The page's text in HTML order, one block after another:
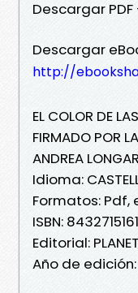
Descargar PDF
Descargar
http://
EL COLOR DE
FIRMADO POR
ANDREA
Idioma:
Formatos: Pdf,
ISBN:
Editorial:
Año de